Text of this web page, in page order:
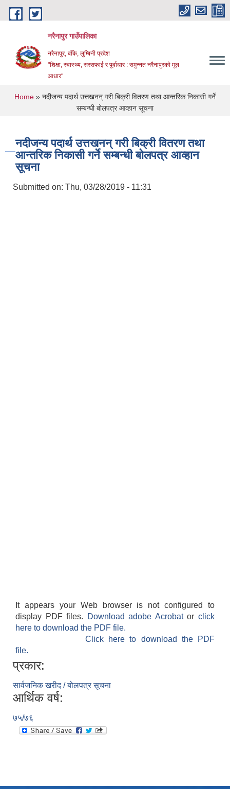
Skip to main content
नरैनापुर गाउँपालिका
नरैनापुर, बाँके, लुम्बिनी प्रदेश
"शिक्षा, स्वास्थ्य, सरसफाई र पूर्वाधार : समुन्नत नरैनापुरको मूल
आधार"
You are here
Home » नदीजन्य पदार्थ उत्तखनन् गरी बिक्री वितरण तथा आन्तरिक निकासी गर्ने
सम्बन्धी बोलपत्र आव्हान सूचना
नदीजन्य पदार्थ उत्तखनन् गरी बिक्री वितरण तथा
आन्तरिक निकासी गर्ने सम्बन्धी बोलपत्र आव्हान
सूचना
Submitted on: Thu, 03/28/2019 - 11:31
It appears your Web browser is not configured to
display PDF files.
Download adobe Acrobatorclick
here to download the PDF file.
Click here to download the PDF
file.
प्रकार:
सार्वजनिक खरीद / बोलपत्र सूचना
आर्थिक वर्ष:
७५/७६